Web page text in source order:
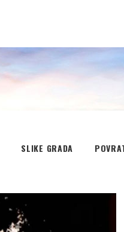
SLIKE GRADA